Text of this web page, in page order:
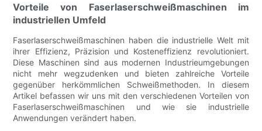
Vorteile von Faserlaserschweißmaschinen im
industriellen Umfeld
Faserlaserschweißmaschinen haben die industrielle Welt mit
ihrer Effizienz, Präzision und Kosteneffizienz revolutioniert.
Diese Maschinen sind aus modernen Industrieumgebungen
nicht mehr wegzudenken und bieten zahlreiche Vorteile
gegenüber herkömmlichen Schweißmethoden. In diesem
Artikel befassen wir uns mit den verschiedenen Vorteilen von
Faserlaserschweißmaschinen und wie sie industrielle
Anwendungen verändert haben.